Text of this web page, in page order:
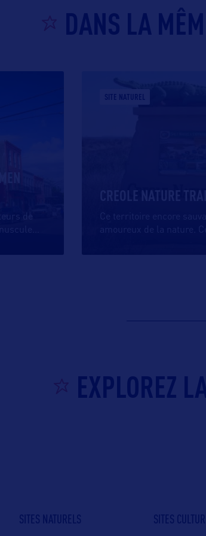
DANS LA
de
SITE NATUREL
CREOLE NATURE
EXPLOREZ
SITES NATURELS SITES